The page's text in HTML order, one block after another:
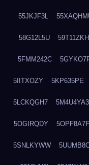
55JKJF3L
58G12L5U 59T11ZKH
5FMM242C
5IITXOZY 5KP635PE
5LCKQGH7 5M4U4YA3
5OGIRQDY 5OPF8A7F
5SNLKYWW